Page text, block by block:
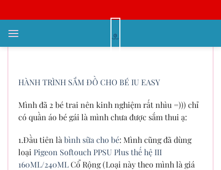
qua
nội
HÀNH TRÌNH SẮM ĐỒ CHO BÉ
HÀNH TRÌNH SẮM ĐỒ CHO BÉ IU EASY
Mình đã 2 bé trai nên kinh nghiệm rất nhìu =))) chỉ
có quần áo bé gái là mình chưa được sắm thui ạ:
1.Đầu tiên là bình sữa cho bé: Mình cũng đã dùng
loại Pigeon Softouch PPSU Plus thế hệ III
160ML/240MLCổ Rộng (Loại này theo mình là giá